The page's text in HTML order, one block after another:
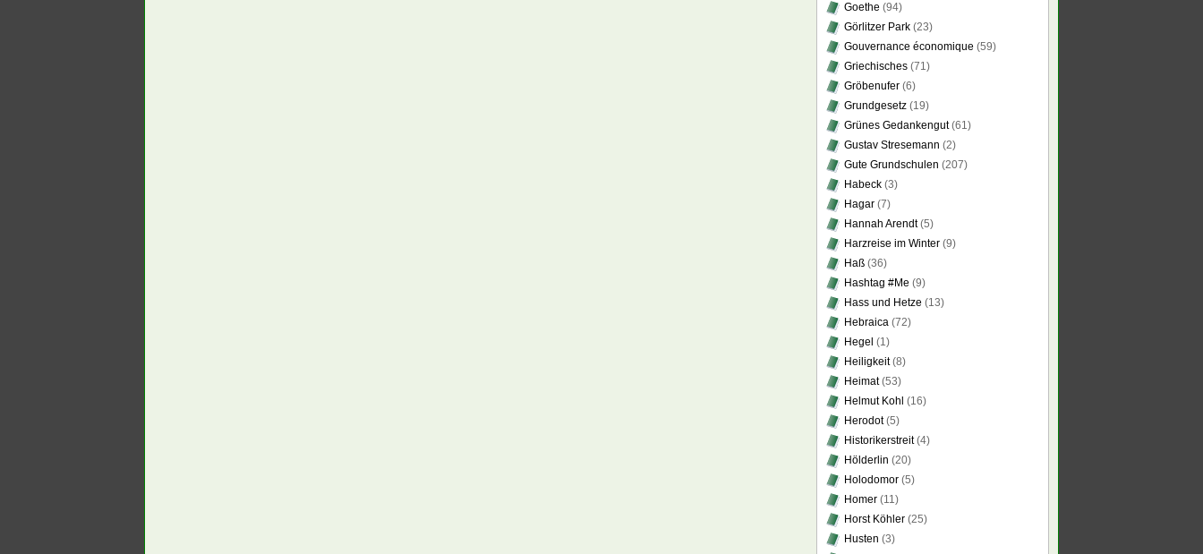
Goethe (94)
Görlitzer Park (23)
Gouvernance économique (59)
Griechisches (71)
Gröbenufer (6)
Grundgesetz (19)
Grünes Gedankengut(61)
Gustav Stresemann (2)
Gute Grundschulen (207)
Habeck (3)
Hagar (7)
Hannah Arendt(5)
Harzreise im Winter (9)
Haß (36)
Hashtag #Me (9)
Hass und Hetze (13)
Hebraica (72)
Hegel (1)
Heiligkeit(8)
Heimat(53)
Helmut Kohl (16)
Herodot(5)
Historikerstreit(4)
Hölderlin (20)
Holodomor (5)
Homer (11)
Horst Köhler (25)
Husten (3)